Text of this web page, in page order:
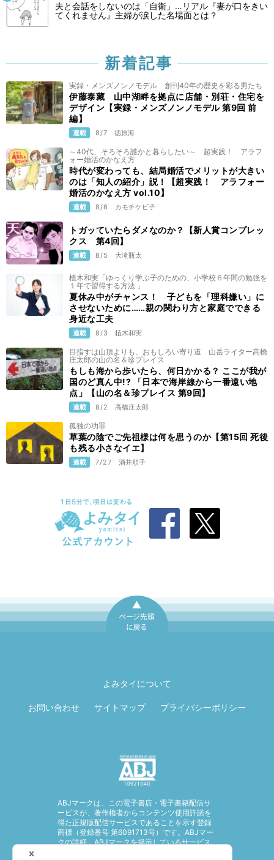
夫と会話をしないのは「自衛」…リアル『妻が口をきい
てくれません』主婦が涙した名場面とは？
新着記事
実録・メンズノンノモデル 創刊40年の歴史を彩る男たち
伊藤泰藏 山中湖畔を拠点に店舗・別荘・住宅を
デザイン【実録・メンズノンノモデル 第9回 前
編】
連載 8/7 徳原海
～40代、そろそろ誰かと暮らしたい～ 超実践！ アラフ
ォー婚活のかなえ方
時代が変わっても、結局婚活でメリットが大きい
のは「知人の紹介」説！【超実践！ アラフォー
婚活のかなえ方 vol.10】
連載 8/6 カモチケビ子
トガッていたらダメなのか？【新人賞コンプレッ
クス 第4回】
連載 8/5 大滝瓶太
植木和実「ゆっくり学ぶ子のための、小学校６年間の勉強を
１年で習得する方法 」
夏休み中がチャンス！ 子どもを「理科嫌い」に
させないために……親の関わり方と家庭でできる
身近な工夫
連載 8/3 植木和実
目指すは山頂よりも、おもしろい寄り道 山岳ライター高橋
庄太郎の山の名＆珍プレイス
もしも海から歩いたら、何日かかる？ ここが我が
国のど真ん中!? 「日本で海岸線から一番遠い地
点」【山の名＆珍プレイス 第9回】
連載 8/2 高橋庄太郎
孤独の功罪
草葉の陰でご先祖様は何を思うのか【第15回 死後
も残る小さなイエ】
連載 7/27 酒井順子
よみタイについて
お問い合わせ サイトマップ プライバシーポリシー
ABJマークは、この電子書店・電子書籍配信サ
ービスが、著作権者からコンテンツ使用許諾を
得た正規版配信サービスであることを示す登録
商標（登録番号 第6091713号）です。ABJマー
クの詳細、ABJマークを掲示しているサービス